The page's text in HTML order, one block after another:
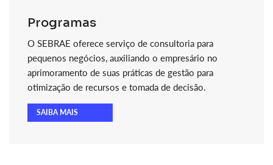
Programas
O SEBRAE oferece serviço de consultoria para
pequenos negócios, auxiliando o empresário no
aprimoramento de suas práticas de gestão para
otimização de recursos e tomada de decisão.
SAIBA MAIS